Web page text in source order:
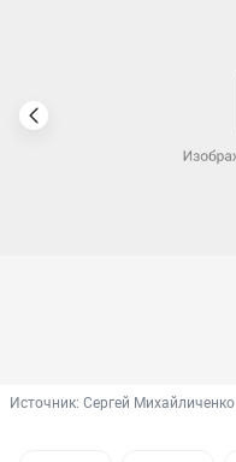
Источник: Сергей Михайличенко